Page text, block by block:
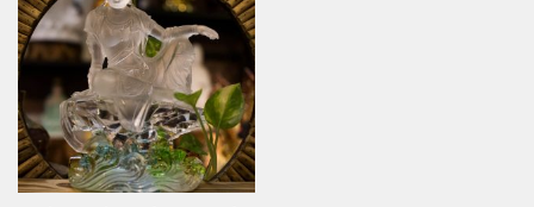
vào
danh
sách
yêu
thích